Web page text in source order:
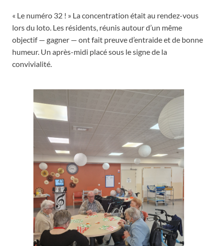
« Le numéro 32 ! » La concentration était au rendez-vous
lors du loto. Les résidents, réunis autour d’un même
objectif — gagner — ont fait preuve d’entraide et de bonne
humeur. Un après-midi placé sous le signe de la
convivialité.